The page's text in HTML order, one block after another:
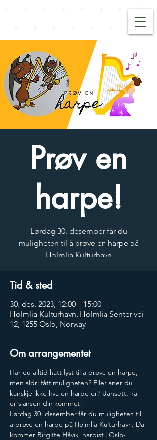
Prøv en
harpe!
Lørdag 30. desember får du
muligheten til å prøve en harpe på
Holmlia Kulturhavn
Tid & sted
30. des. 2023, 12:00 – 15:00
Holmlia Kulturhavn, Holmlia Senter vei
12, 1255 Oslo, Norway
Om arrangementet
Har du alltid hatt lyst til å prøve en harpe,
men aldri fått muligheten? Eller aner du
kanskje ikke hva en harpe er? Uansett, nå
er sjansen din kommet!
Lørdag 30. desember får du muligheten til
å prøve en harpe på Holmlia Kulturhavn. Da
kommer Birgitte Håvik, harpist i Oslo-